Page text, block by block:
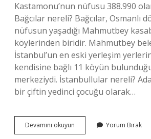
Kastamonu’nun nüfusu 388.990
Bağcılar nereli? Bağcılar, Osmanlı
nüfusun yaşadığı Mahmutbey
köylerinden biridir. Mahmutbey
İstanbul’un en eski yerleşim
kendisine bağlı 11 köyün
merkeziydi. İstanbullular nereli?
bir çiftin yedinci çocuğu olarak…
Devamını okuyun Bağcılarda
En
Yorum Bırak